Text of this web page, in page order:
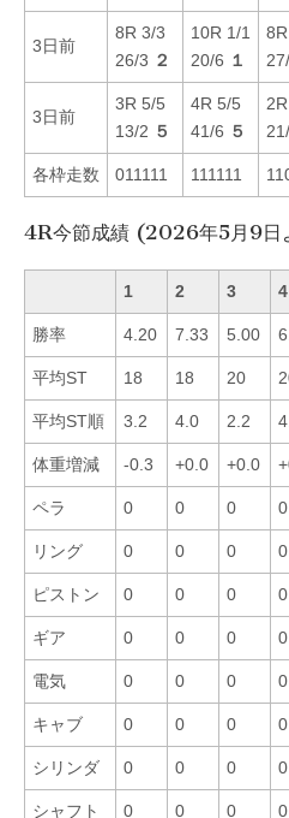
3日前
8R 3/3
26/3 ２
10R 1/1
20/6 １
3日前
3R 5/5
13/2 ５
4R 5/5
41/6 ５
各枠走数 011111 111111
4R今節成績 (2026年5月9日
1 2 3 4
勝率 4.20 7.33 5.00
平均ST 18 18 20
平均ST順 3.2 4.0 2.2
体重増減 -0.3 +0.0 +0.0
ペラ 0 0 0 0
リング 0 0 0 0
ピストン 0 0 0 0
ギア 0 0 0 0
電気 0 0 0 0
キャブ 0 0 0 0
シリンダ 0 0 0 0
シャフト 0 0 0 0